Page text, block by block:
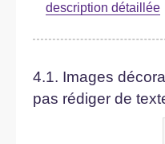
description détaillée
4.1. Images
pas rédiger de